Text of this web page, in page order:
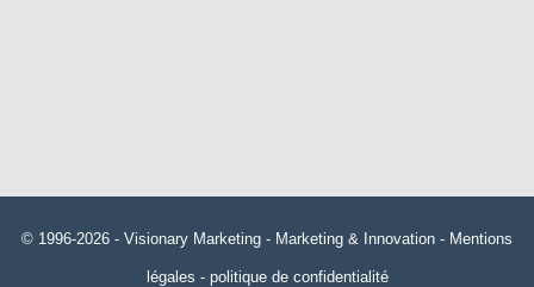
© 1996-2026 - Visionary Marketing - Marketing & Innovation - Mentions
légales - politique de confidentialité